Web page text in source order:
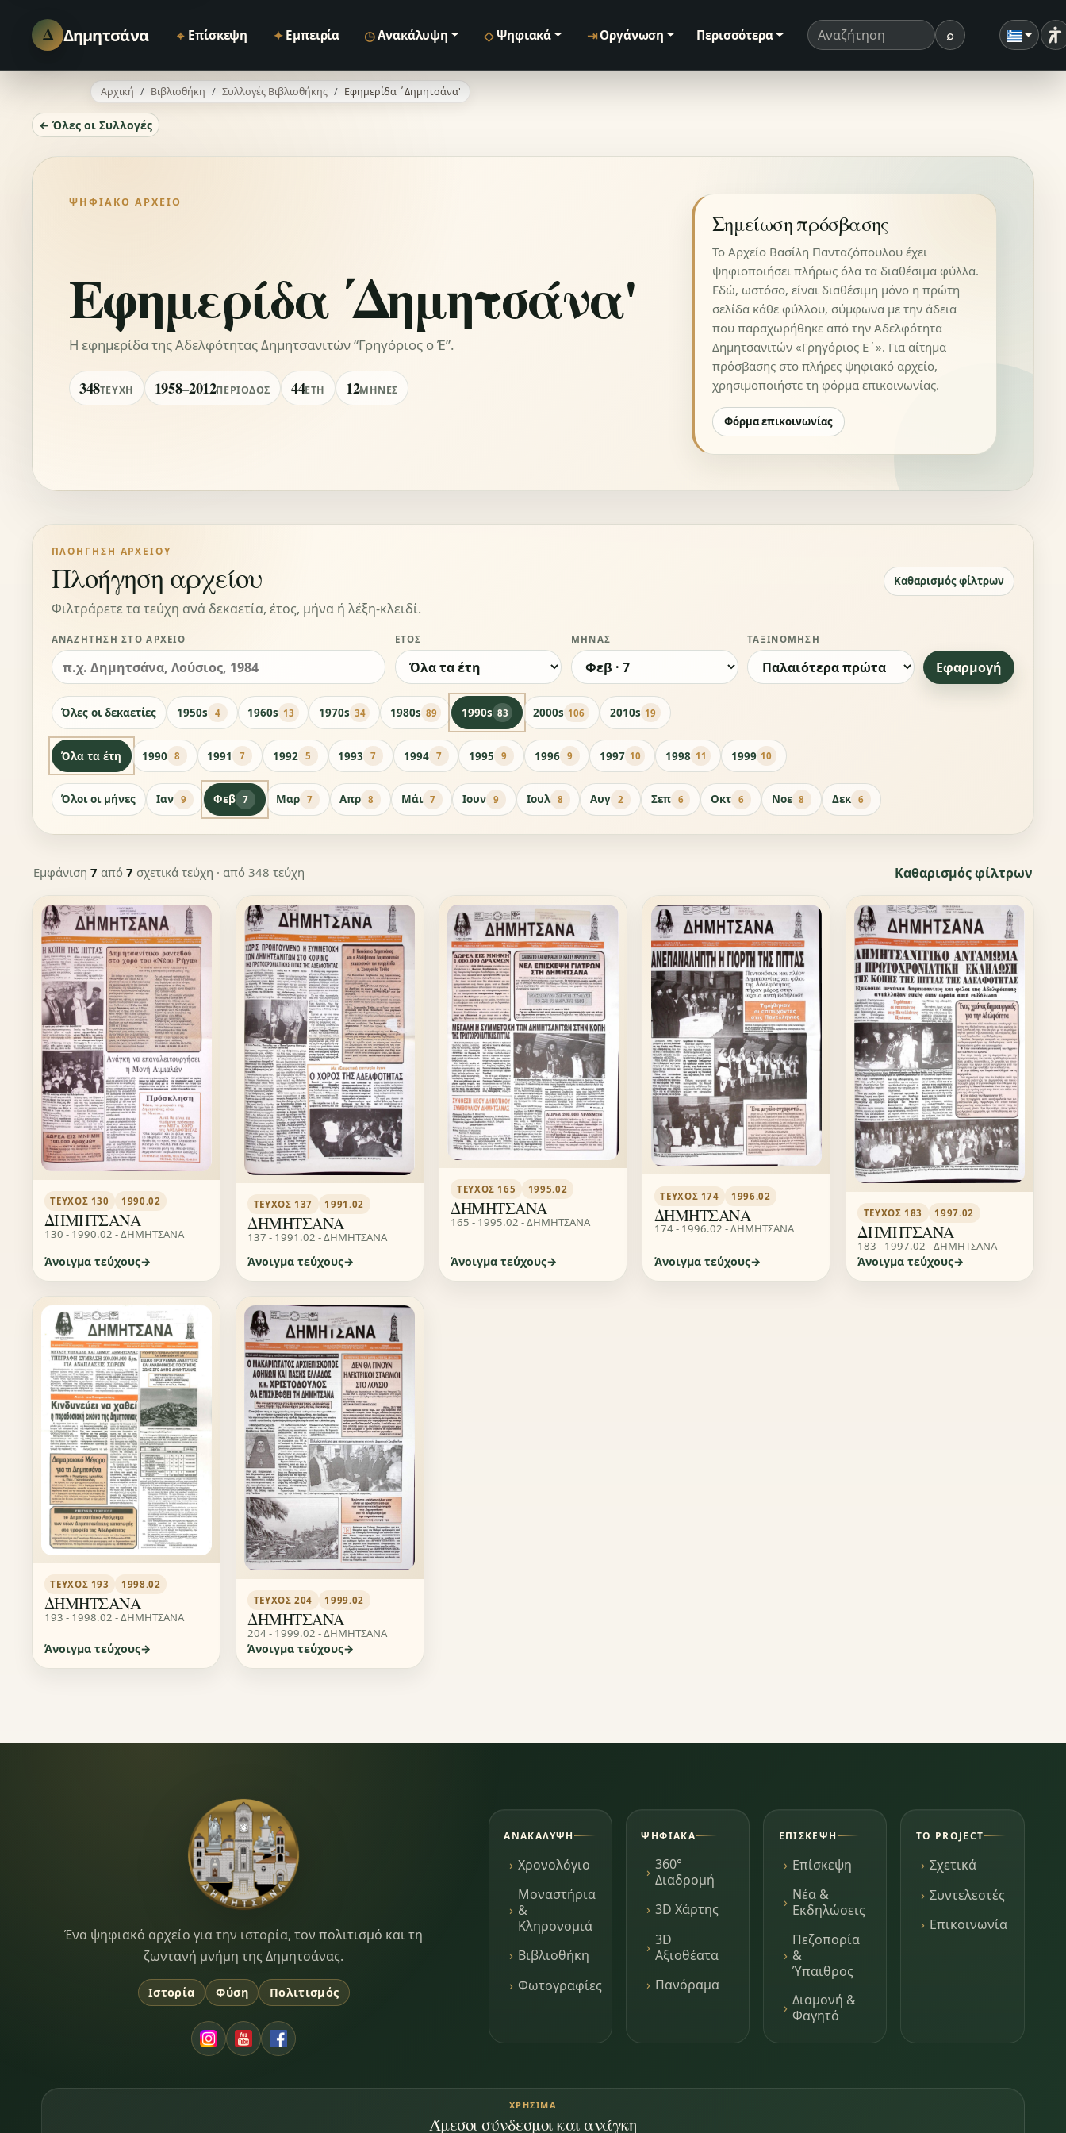
Δ Δημητσάνα ⌖ Επίσκεψη ✦ Εμπειρία ◷Ανακάλυψη ◇ Ψηφιακά ⇥ Οργάνωση Περισσότερα Όρος αναζήτησης ⌕Αναζήτηση
Αρχική Βιβλιοθήκη Συλλογές Βιβλιοθήκης Εφημερίδα ΄Δημητσάνα'
← Όλες οι Συλλογές
ΨΗΦΙΑΚΌ ΑΡΧΕΊΟ
Εφημερίδα ΄Δημητσάνα'
Η εφημερίδα της Αδελφότητας Δημητσανιτών “Γρηγόριος ο Έ”.
348ΤΕΎΧΗ 1958–2012ΠΕΡΊΟΔΟΣ 44ΈΤΗ 12ΜΉΝΕΣ
Σημείωση πρόσβασης
Το Αρχείο Βασίλη Πανταζόπουλου έχει
ψηφιοποιήσει πλήρως όλα τα διαθέσιμα φύλλα.
Εδώ, ωστόσο, είναι διαθέσιμη μόνο η πρώτη
σελίδα κάθε φύλλου, σύμφωνα με την άδεια
που παραχωρήθηκε από την Αδελφότητα
Δημητσανιτών «Γρηγόριος Ε΄». Για αίτημα
πρόσβασης στο πλήρες ψηφιακό αρχείο,
χρησιμοποιήστε τη φόρμα επικοινωνίας.
Φόρμα επικοινωνίας
ΠΛΟΉΓΗΣΗ ΑΡΧΕΊΟΥ
Πλοήγηση αρχείου
Φιλτράρετε τα τεύχη ανά δεκαετία, έτος, μήνα ή λέξη-κλειδί.
Καθαρισμός φίλτρων
ΑΝΑΖΉΤΗΣΗ ΣΤΟ ΑΡΧΕΊΟ ΈΤΟΣ ΜΉΝΑΣ ΤΑΞΙΝΌΜΗΣΗ
Εφαρμογή
Όλες οι δεκαετίες 1950s 4 1960s 13 1970s 34 1980s 89 1990s 83 2000s 106 2010s 19
Όλα τα έτη 1990 8 1991 7 1992 5 1993 7 1994 7 1995 9 1996 9 1997 10 1998 11 1999 10
Όλοι οι μήνες Ιαν 9 Φεβ 7 Μαρ 7 Απρ 8 Μάι 7 Ιουν 9 Ιουλ 8 Αυγ 2 Σεπ 6 Οκτ 6 Νοε 8 Δεκ 6
Εμφάνιση 7 από 7 σχετικά τεύχη · από 348 τεύχη Καθαρισμός φίλτρων
ΤΕΎΧΟΣ 130 1990.02
ΔΗΜΗΤΣΑΝΑ
130 - 1990.02 - ΔΗΜΗΤΣΑΝΑ
Άνοιγμα τεύχους
ΤΕΎΧΟΣ 137 1991.02
ΔΗΜΗΤΣΑΝΑ
137 - 1991.02 - ΔΗΜΗΤΣΑΝΑ
Άνοιγμα τεύχους
ΤΕΎΧΟΣ 165 1995.02
ΔΗΜΗΤΣΑΝΑ
165 - 1995.02 - ΔΗΜΗΤΣΑΝΑ
Άνοιγμα τεύχους
ΤΕΎΧΟΣ 174 1996.02
ΔΗΜΗΤΣΑΝΑ
174 - 1996.02 - ΔΗΜΗΤΣΑΝΑ
Άνοιγμα τεύχους
ΤΕΎΧΟΣ 183 1997.02
ΔΗΜΗΤΣΑΝΑ
183 - 1997.02 - ΔΗΜΗΤΣΑΝΑ
Άνοιγμα τεύχους
ΤΕΎΧΟΣ 193 1998.02
ΔΗΜΗΤΣΑΝΑ
193 - 1998.02 - ΔΗΜΗΤΣΑΝΑ
Άνοιγμα τεύχους
ΤΕΎΧΟΣ 204 1999.02
ΔΗΜΗΤΣΑΝΑ
204 - 1999.02 - ΔΗΜΗΤΣΑΝΑ
Άνοιγμα τεύχους
Dimitsana.gr
Ένα ψηφιακό αρχείο για την ιστορία, τον πολιτισμό και τη
ζωντανή μνήμη της Δημητσάνας.
Ιστορία Φύση Πολιτισμός
ΑΝΑΚΆΛΥΨΗ
Χρονολόγιο
Μοναστήρια
&
Κληρονομιά
Βιβλιοθήκη
Φωτογραφίες
ΨΗΦΙΑΚΆ
360°
Διαδρομή
3D Χάρτης
3D
Αξιοθέατα
Πανόραμα
ΕΠΊΣΚΕΨΗ
Επίσκεψη
Νέα &
Εκδηλώσεις
Πεζοπορία
&
Ύπαιθρος
Διαμονή &
Φαγητό
ΤΟ PROJECT
Σχετικά
Συντελεστές
Επικοινωνία
ΧΡΉΣΙΜΑ
Άμεσοι σύνδεσμοι και ανάγκη